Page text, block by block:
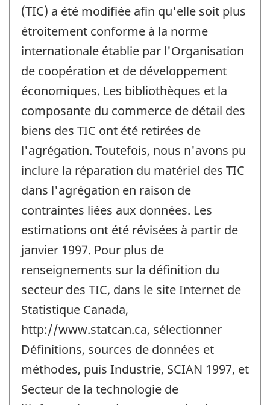
(TIC) a été modifiée afin qu'elle soit plus
étroitement conforme à la norme
internationale établie par l'Organisation
de coopération et de développement
économiques. Les bibliothèques et la
composante du commerce de détail des
biens des TIC ont été retirées de
l'agrégation. Toutefois, nous n'avons pu
inclure la réparation du matériel des TIC
dans l'agrégation en raison de
contraintes liées aux données. Les
estimations ont été révisées à partir de
janvier 1997. Pour plus de
renseignements sur la définition du
secteur des TIC, dans le site Internet de
Statistique Canada,
http://www.statcan.ca, sélectionner
Définitions, sources de données et
méthodes, puis Industrie, SCIAN 1997, et
Secteur de la technologie de